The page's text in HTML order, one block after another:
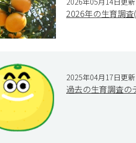
2026年の生育調
2025年04月17日更新
過去の生育調査の